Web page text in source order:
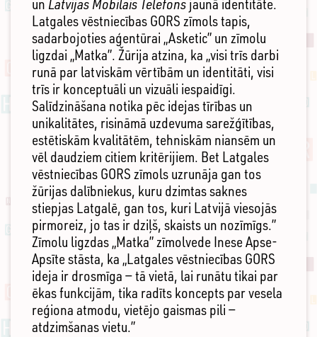
un Latvijas Mobilais Telefons jaunā identitāte.
Latgales vēstniecības GORS zīmols tapis,
sadarbojoties aģentūrai „Asketic” un zīmolu
ligzdai „Matka”. Žūrija atzina, ka „visi trīs darbi
runā par latviskām vērtībām un identitāti, visi
trīs ir konceptuāli un vizuāli iespaidīgi.
Salīdzināšana notika pēc idejas tīrības un
unikalitātes, risināmā uzdevuma sarežģītības,
estētiskām kvalitātēm, tehniskām niansēm un
vēl daudziem citiem kritērijiem. Bet Latgales
vēstniecības GORS zīmols uzrunāja gan tos
žūrijas dalībniekus, kuru dzimtas saknes
stiepjas Latgalē, gan tos, kuri Latvijā viesojās
pirmoreiz, jo tas ir dziļš, skaists un nozīmīgs.”
Zīmolu ligzdas „Matka” zīmolvede Inese Apse-
Apsīte stāsta, ka „Latgales vēstniecības GORS
ideja ir drosmīga — tā vietā, lai runātu tikai par
ēkas funkcijām, tika radīts koncepts par vesela
reģiona atmodu, vietējo gaismas pili —
atdzimšanas vietu.”